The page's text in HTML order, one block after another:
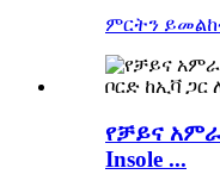
ምርትን
የቻይና
Insole ...